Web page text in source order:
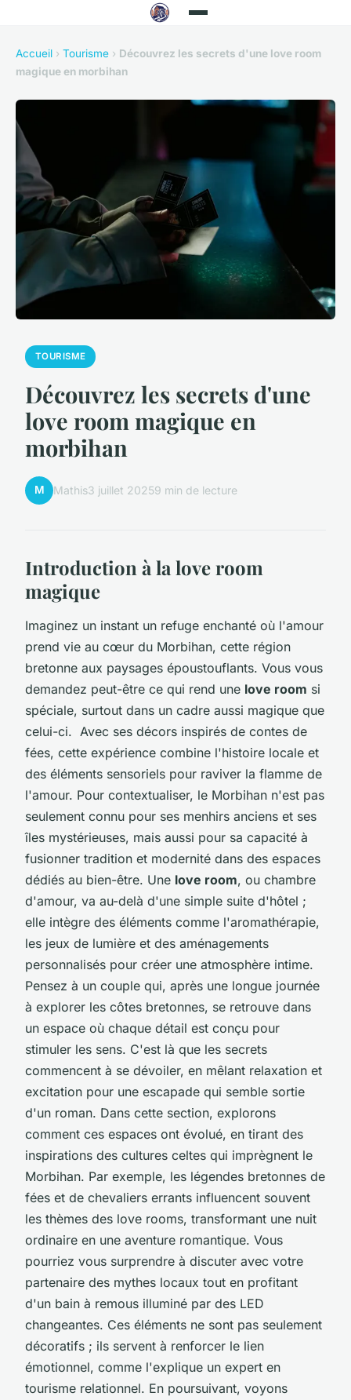
Accueil › Tourisme › Découvrez les secrets d'une love room
magique en morbihan
TOURISME
Découvrez les secrets d'une
love room magique en
morbihan
M Mathis3 juillet 20259 min de lecture
Introduction à la love room
magique
Imaginez un instant un refuge enchanté où l'amour
prend vie au cœur du Morbihan, cette région
bretonne aux paysages époustouflants. Vous vous
demandez peut-être ce qui rend une love room si
spéciale, surtout dans un cadre aussi magique que
celui-ci. Avec ses décors inspirés de contes de
fées, cette expérience combine l'histoire locale et
des éléments sensoriels pour raviver la flamme de
l'amour. Pour contextualiser, le Morbihan n'est pas
seulement connu pour ses menhirs anciens et ses
îles mystérieuses, mais aussi pour sa capacité à
fusionner tradition et modernité dans des espaces
dédiés au bien-être. Une love room, ou chambre
d'amour, va au-delà d'une simple suite d'hôtel ;
elle intègre des éléments comme l'aromathérapie,
les jeux de lumière et des aménagements
personnalisés pour créer une atmosphère intime.
Pensez à un couple qui, après une longue journée
à explorer les côtes bretonnes, se retrouve dans
un espace où chaque détail est conçu pour
stimuler les sens. C'est là que les secrets
commencent à se dévoiler, en mêlant relaxation et
excitation pour une escapade qui semble sortie
d'un roman. Dans cette section, explorons
comment ces espaces ont évolué, en tirant des
inspirations des cultures celtes qui imprègnent le
Morbihan. Par exemple, les légendes bretonnes de
fées et de chevaliers errants influencent souvent
les thèmes des love rooms, transformant une nuit
ordinaire en une aventure romantique. Vous
pourriez vous surprendre à discuter avec votre
partenaire des mythes locaux tout en profitant
d'un bain à remous illuminé par des LED
changeantes. Ces éléments ne sont pas seulement
décoratifs ; ils servent à renforcer le lien
émotionnel, comme l'explique un expert en
tourisme relationnel. En poursuivant, voyons